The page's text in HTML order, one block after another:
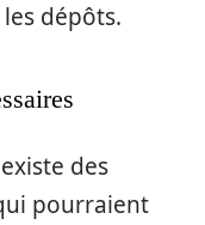
dépôts.
des
pourraient